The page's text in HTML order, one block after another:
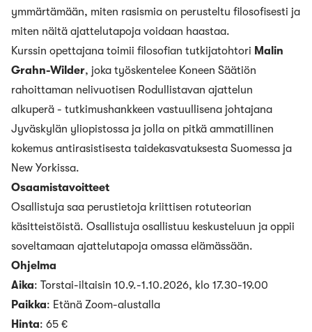
ymmärtämään, miten rasismia on perusteltu filosofisesti ja
miten näitä ajattelutapoja voidaan haastaa.
Kurssin opettajana toimii filosofian tutkijatohtori Malin
Grahn-Wilder, joka työskentelee Koneen Säätiön
rahoittaman nelivuotisen Rodullistavan ajattelun
alkuperä - tutkimushankkeen vastuullisena johtajana
Jyväskylän yliopistossa ja jolla on pitkä ammatillinen
kokemus antirasistisesta taidekasvatuksesta Suomessa ja
New Yorkissa.
Osaamistavoitteet
Osallistuja saa perustietoja kriittisen rotuteorian
käsitteistöistä. Osallistuja osallistuu keskusteluun ja oppii
soveltamaan ajattelutapoja omassa elämässään.
Ohjelma
Aika: Torstai-iltaisin 10.9.-1.10.2026, klo 17.30-19.00
Paikka: Etänä Zoom-alustalla
Hinta: 65 €